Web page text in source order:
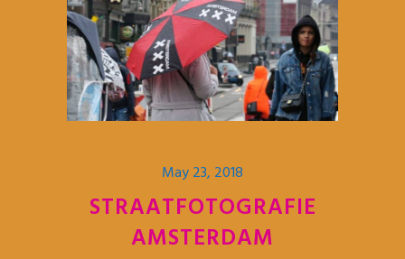
May 23, 2018
STRAATFOTOGRAFIE
AMSTERDAM